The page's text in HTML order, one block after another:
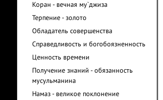
Коран - вечная му`джиза
Терпение - золото
Обладатель совершенства
Справедливость и богобоязненность
Ценность времени
Получение знаний - обязанность
мусульманина
Намаз - великое поклонение